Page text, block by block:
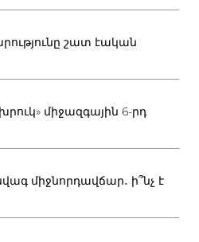
շատ էական
միջազգային 6-րդ
միջնորդավճար․ ի՞նչ է